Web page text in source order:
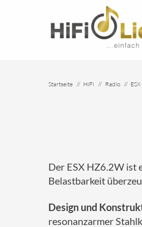
Startseite HiFi Radio
Der ESX HZ6.2W ist
Belastbarkeit
Design und
resonanzarmer